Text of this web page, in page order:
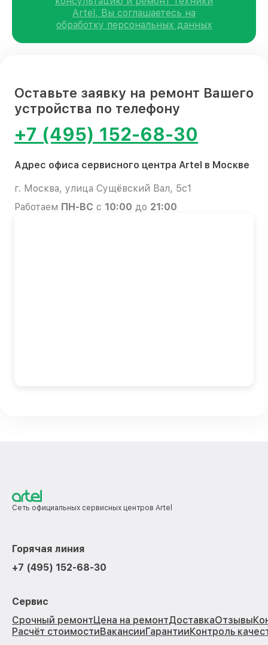
Artel, Вы соглашаетесь на
обработку персональных данных
Оставьте заявку на ремонт Вашего
устройства по телефону
+7 (495) 152-68-30
Адрес офиса сервисного центра Artel в Москве
г. Москва, улица Сущёвский Вал, 5с1
Работаем ПН-ВС с 10:00 до 21:00
Сеть официальных сервисных центров Artel
Горячая линия
+7 (495) 152-68-30
Сервис
Срочный ремонтЦена на ремонтДоставкаОтзывы
Расчёт стоимостиВакансииГарантииКонтроль